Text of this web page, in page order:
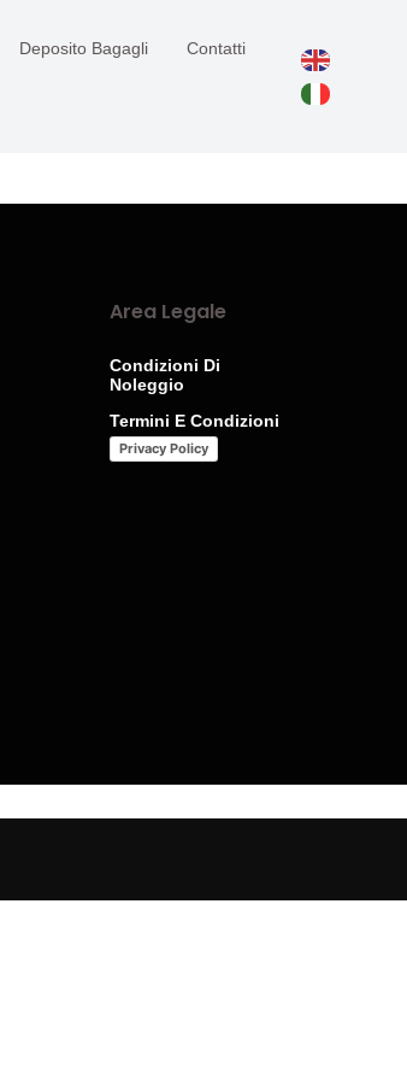
Deposito Bagagli Contatti
Area Legale
Condizioni Di
Noleggio
Termini E Condizioni
Privacy Policy